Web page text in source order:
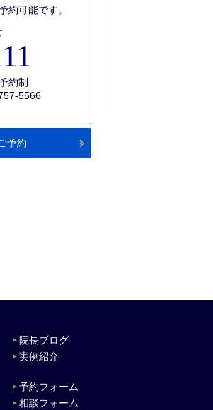
約可能です。
約制
5566
予約
院長ブログ
実例紹介
予約フォーム
相談フォーム